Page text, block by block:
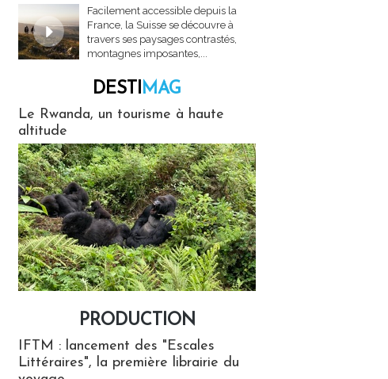
Facilement accessible depuis la
France, la Suisse se découvre à
travers ses paysages contrastés,
montagnes imposantes,...
DESTIMAG
Le Rwanda, un tourisme à haute
altitude
PRODUCTION
IFTM : lancement des "Escales
Littéraires", la première librairie du